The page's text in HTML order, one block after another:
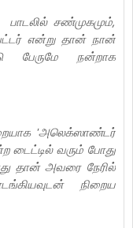
சண்முகமும்,
என்று தான் நான்
பேருமே நன்றாக
'அலெக்ஸாண்டர்
டைட்டில் வரும் போது
தான் அவரை நேரில்
நிறைய